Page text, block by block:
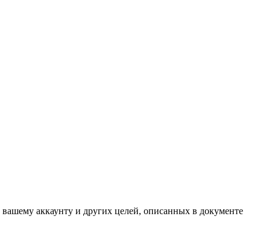
аккаунту и других целей, описанных в документе